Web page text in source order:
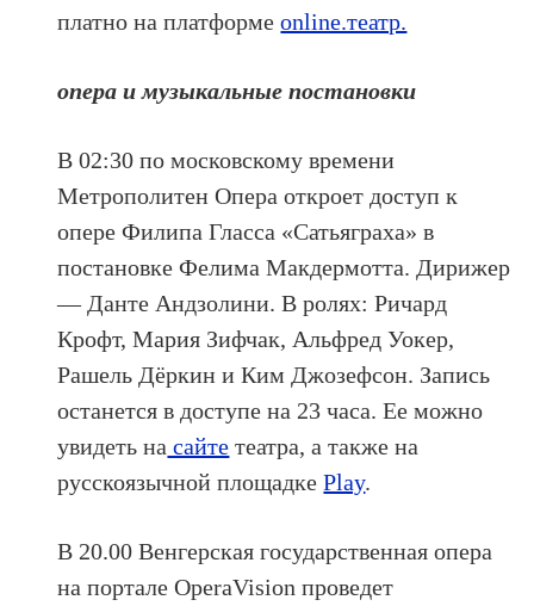
платно на платформеonline.театр.
опера и музыкальные постановки
В 02:30 по московскому времени
Метрополитен Опера откроет доступ к
опере Филипа Гласса «Сатьяграха» в
постановке Фелима Макдермотта. Дирижер
— Данте Андзолини. В ролях: Ричард
Крофт, Мария Зифчак, Альфред Уокер,
Рашель Дёркин и Ким Джозефсон. Запись
останется в доступе на 23 часа. Ее можно
увидеть на сайте театра, а также на
русскоязычной площадкеPlay.
В 20.00 Венгерская государственная опера
на портале OperaVision проведет